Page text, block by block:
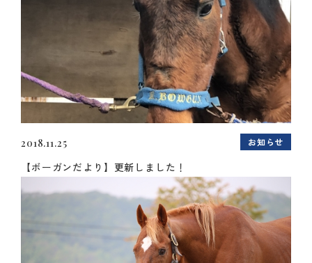
2018.11.25 お知らせ
【ボーガンだより】更新しました！